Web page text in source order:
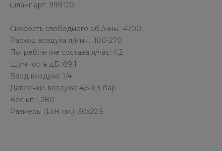
шланг арт. 999120.
Скорость свободного об./мин.: 4200
Расход воздуха л/мин.: 100-270
Потребление состава л/час: 4,2
Шумность дБ: 89,1
Ввод воздуха: 1/4
Давление воздуха: 4,5-6.3 бар
Вес кг: 1,280
Размеры (LxH см.): 30x22.5.